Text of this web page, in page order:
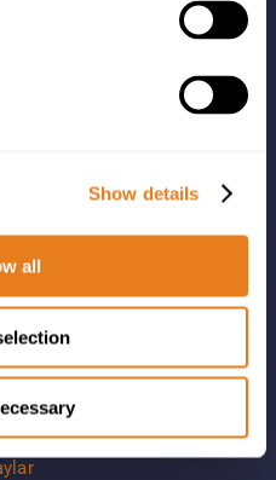
Show details
all
Yunanistan, Katar,
bilgi ve iletişim teknolojileri,